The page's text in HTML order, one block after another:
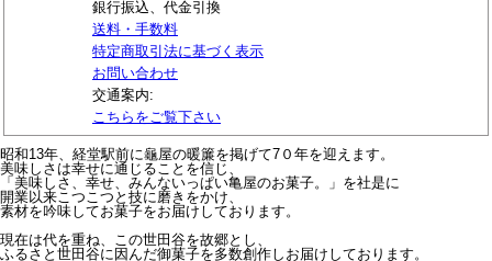
銀行振込、代金引換
送料・手数料
特定商取引法に基づく表示
お問い合わせ
交通案内:
こちらをご覧下さい
昭和13年、経堂駅前に龜屋の暖簾を掲げて7０年を迎えます。
美味しさは幸せに通じることを信じ、
「美味しさ、幸せ、みんないっぱい亀屋のお菓子。」を社是に
開業以来こつこつと技に磨きをかけ、
素材を吟味してお菓子をお届けしております。
現在は代を重ね、この世田谷を故郷とし、
ふるさと世田谷に因んだ御菓子を多数創作しお届けしております。